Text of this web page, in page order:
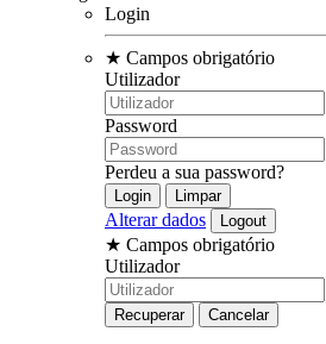
Login
★ Campos obrigatório
Utilizador
Password
Perdeu a sua password?
Alterar dados
★ Campos obrigatório
Utilizador